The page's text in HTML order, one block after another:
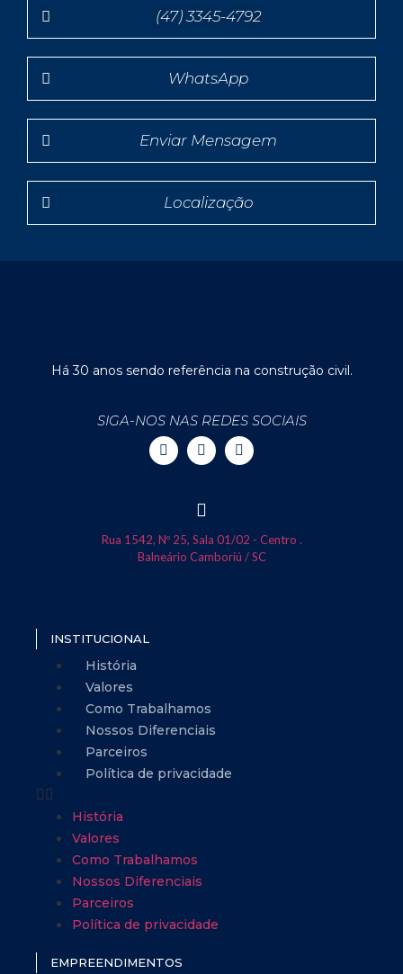
(47) 3345-4792
WhatsApp
Enviar Mensagem
Localização
Há 30 anos sendo referência na construção civil.
SIGA-NOS NAS REDES SOCIAIS
Rua 1542, Nº 25, Sala 01/02 - Centro .
Balneário Camboriú / SC
INSTITUCIONAL
História
Valores
Como Trabalhamos
Nossos Diferenciais
Parceiros
Política de privacidade
História
Valores
Como Trabalhamos
Nossos Diferenciais
Parceiros
Política de privacidade
EMPREENDIMENTOS